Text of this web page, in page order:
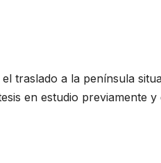
traslado a la península
en estudio previamente